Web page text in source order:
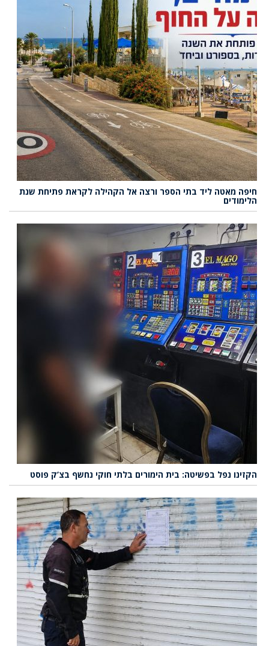
חיפה מאטה ליד בתי הספר ורצה אל הקהילה לקראת פתיחת שנת
הלימודים
הקזינו נפל בפשיטה: בית הימורים בלתי חוקי נחשף בצ’ק פוסט